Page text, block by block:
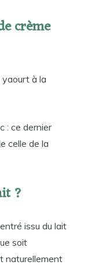
crème
yaourt à la
: ce dernier
celle de la
?
issu du lait
soit
naturellement